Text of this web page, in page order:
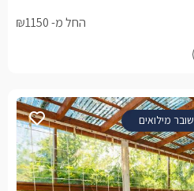
החל מ- ₪1150
שובר מילואים